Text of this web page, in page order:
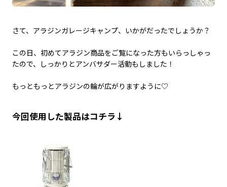
さて、アラジンガレージキャンプ、いかがだったでしょうか？
この日、初めてアラジン商品をご覧になった方もいらっしゃっ
たので、しっかりとアンバサダー活動もしました！
もっともっとアラジンの輪が広がりますように♡
今回使用した製品はコチラ↓